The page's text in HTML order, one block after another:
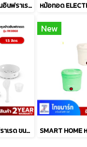
Tefal หม้อทอดไร้น้ำมันอินฟราเรด ระบบดิจิทัล ขนาด 7 ลิตร รุ่น EY831GE0​
Tefal หม้อหุงข้าวอินฟราเรด ขนาด 1.5L รุ่น RK8868
New